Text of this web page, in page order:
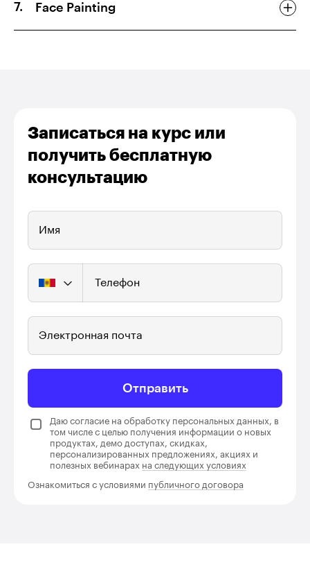
Face Painting
Записаться на курс или
получить бесплатную
консультацию
Имя
Телефон
Электронная почта
Отправить
Даю согласие на обработку персональных данных, в
том числе с целью получения информации о новых
продуктах, демо доступах, скидках,
персонализированных предложениях, акциях и
полезных вебинарах на следующих условиях
Ознакомиться с условиями публичного договора